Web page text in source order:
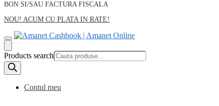
BON SI/SAU FACTURA FISCALA
NOU! ACUM CU PLATA IN RATE!
Products search
Contul meu